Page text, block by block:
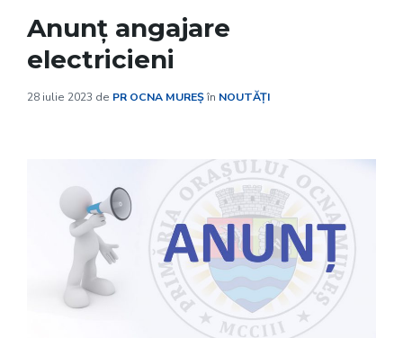
Anunț angajare
electricieni
28 iulie 2023 de PR OCNA MUREȘîn NOUTĂȚI